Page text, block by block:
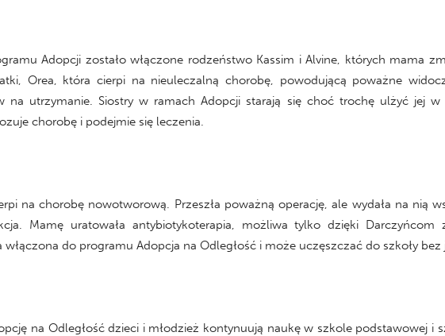
Adopcji zostało włączone rodzeństwo Kassim i Alvine, których mama
Orea, która cierpi na nieuleczalną chorobę, powodującą poważne
na utrzymanie. Siostry w ramach Adopcji starają się choć trochę ulżyć jej
chorobę i podejmie się leczenia.
na chorobę nowotworową. Przeszła poważną operację, ale wydała na nią
Mamę uratowała antybiotykoterapia, możliwa tylko dzięki
włączona do programu Adopcja na Odległość i może uczęszczać do szkoły
na Odległość dzieci i młodzież kontynuują naukę w szkole podstawowej i